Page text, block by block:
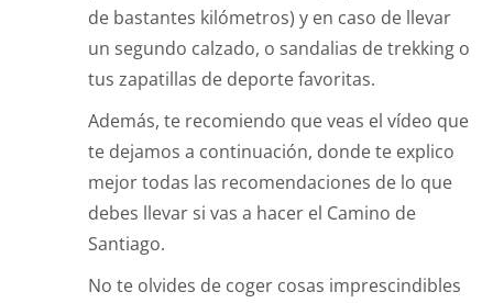
de bastantes kilómetros) y en caso de llevar
un segundo calzado, o sandalias de trekking o
tus zapatillas de deporte favoritas.
Además, te recomiendo que veas el vídeo que
te dejamos a continuación, donde te explico
mejor todas las recomendaciones de lo que
debes llevar si vas a hacer el Camino de
Santiago.
No te olvides de coger cosas imprescindibles